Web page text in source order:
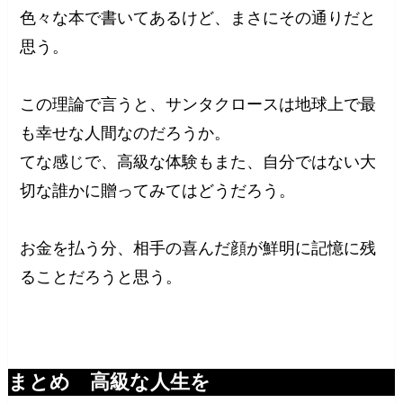
色々な本で書いてあるけど、まさにその通りだと
思う。
この理論で言うと、サンタクロースは地球上で最
も幸せな人間なのだろうか。
てな感じで、高級な体験もまた、自分ではない大
切な誰かに贈ってみてはどうだろう。
お金を払う分、相手の喜んだ顔が鮮明に記憶に残
ることだろうと思う。
まとめ 高級な人生を